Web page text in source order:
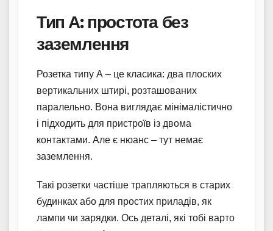
Тип А: простота без
заземлення
Розетка типу А – це класика: два плоских
вертикальних штирі, розташованих
паралельно. Вона виглядає мінімалістично
і підходить для пристроїв із двома
контактами. Але є нюанс – тут немає
заземлення.
Такі розетки частіше трапляються в старих
будинках або для простих приладів, як
лампи чи зарядки. Ось деталі, які тобі варто